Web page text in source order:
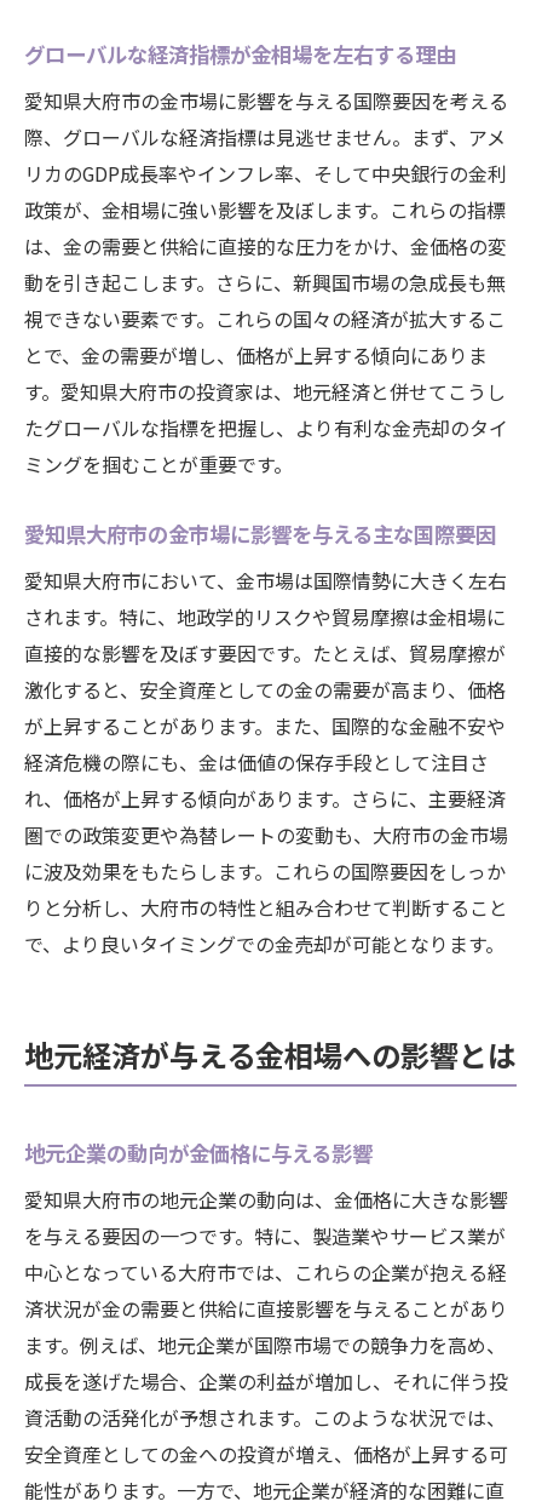
グローバルな経済指標が金相場を左右する理由
愛知県大府市の金市場に影響を与える国際要因を考える
際、グローバルな経済指標は見逃せません。まず、アメ
リカのGDP成長率やインフレ率、そして中央銀行の金利
政策が、金相場に強い影響を及ぼします。これらの指標
は、金の需要と供給に直接的な圧力をかけ、金価格の変
動を引き起こします。さらに、新興国市場の急成長も無
視できない要素です。これらの国々の経済が拡大するこ
とで、金の需要が増し、価格が上昇する傾向にありま
す。愛知県大府市の投資家は、地元経済と併せてこうし
たグローバルな指標を把握し、より有利な金売却のタイ
ミングを掴むことが重要です。
愛知県大府市の金市場に影響を与える主な国際要因
愛知県大府市において、金市場は国際情勢に大きく左右
されます。特に、地政学的リスクや貿易摩擦は金相場に
直接的な影響を及ぼす要因です。たとえば、貿易摩擦が
激化すると、安全資産としての金の需要が高まり、価格
が上昇することがあります。また、国際的な金融不安や
経済危機の際にも、金は価値の保存手段として注目さ
れ、価格が上昇する傾向があります。さらに、主要経済
圏での政策変更や為替レートの変動も、大府市の金市場
に波及効果をもたらします。これらの国際要因をしっか
りと分析し、大府市の特性と組み合わせて判断すること
で、より良いタイミングでの金売却が可能となります。
地元経済が与える金相場への影響とは
地元企業の動向が金価格に与える影響
愛知県大府市の地元企業の動向は、金価格に大きな影響
を与える要因の一つです。特に、製造業やサービス業が
中心となっている大府市では、これらの企業が抱える経
済状況が金の需要と供給に直接影響を与えることがあり
ます。例えば、地元企業が国際市場での競争力を高め、
成長を遂げた場合、企業の利益が増加し、それに伴う投
資活動の活発化が予想されます。このような状況では、
安全資産としての金への投資が増え、価格が上昇する可
能性があります。一方で、地元企業が経済的な困難に直